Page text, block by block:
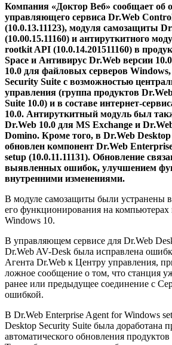
Компания «Доктор Веб» сообщает об
управляющего сервиса Dr.Web
(10.0.13.11123), модуля самозащиты
(10.00.15.11160) и антируткитного
rootkit API (10.0.14.201511160) в
Space и Антивирус Dr.Web версии
10.0 для файловых серверов
Security Suite с возможностью
управления (группа продуктов
Suite 10.0) и в составе интернет-
10.0. Антируткитный модуль был
Dr.Web 10.0 для MS Exchange и
Domino. Кроме того, в Dr.Web
обновлен компонент Dr.Web
setup (10.0.11.11131). Обновление
выявленных ошибок, улучшением
внутренними изменениями.
В модуле самозащиты были устранены
его функционирования на
Windows 10.
В управляющем сервисе для Dr.Web
Dr.Web AV-Desk была исправлена
Агента Dr.Web к Центру управления,
ложное сообщение о том, что станция
ранее или предыдущее соединение с
ошибкой.
В Dr.Web Enterprise Agent for Windows
Desktop Security Suite была доработана
автоматического обновления